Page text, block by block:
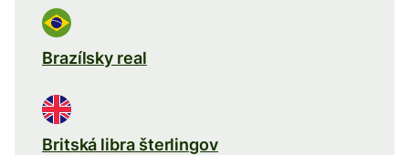
Brazílsky real
Britská libra šterlingov